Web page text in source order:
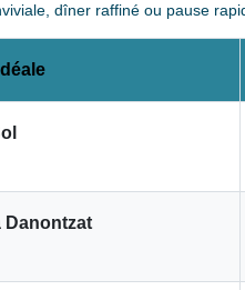
dîner raffiné ou pause
Danontzat